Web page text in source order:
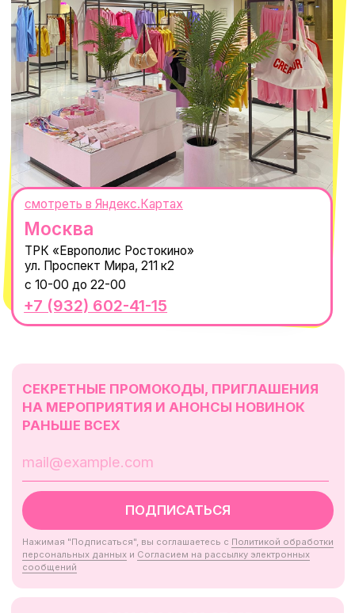
ИП Проворный Алексей Алексеевич
ИНН 667114098580
ОГРНИП 320665800076581
Telegram
WhatsApp
8 800 550-06-92
macrocosm_store@mail.ru
КОНТАКТЫ
© 2021-2025 Macrocosm ®
Оферта
Пользовательское соглашение
Политика обработки персональных
данных